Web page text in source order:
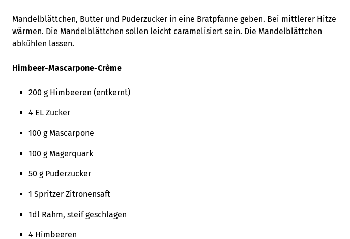
Mandelblättchen, Butter und Puderzucker in eine Bratpfanne geben. Bei mittlerer Hitze
wärmen. Die Mandelblättchen sollen leicht caramelisiert sein. Die Mandelblättchen
abkühlen lassen.
Himbeer-Mascarpone-Crème
200 g Himbeeren (entkernt)
4 EL Zucker
100 g Mascarpone
100 g Magerquark
50 g Puderzucker
1 Spritzer Zitronensaft
1dl Rahm, steif geschlagen
4 Himbeeren